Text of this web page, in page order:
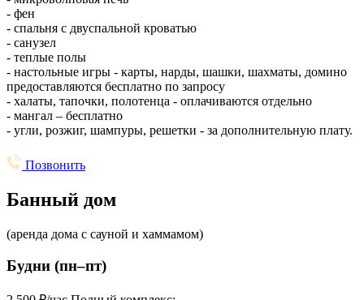
- фен
- спальня с двуспальной кроватью
- санузел
- теплые полы
- настольные игры - карты, нарды, шашки, шахматы, домино
предоставляются бесплатно по запросу
- халаты, тапочки, полотенца - оплачиваются отдельно
- мангал – бесплатно
- угли, розжиг, шампуры, решетки - за дополнительную плату.
Позвонить
Банный дом
(аренда дома с сауной и хаммамом)
Будни (пн–пт)